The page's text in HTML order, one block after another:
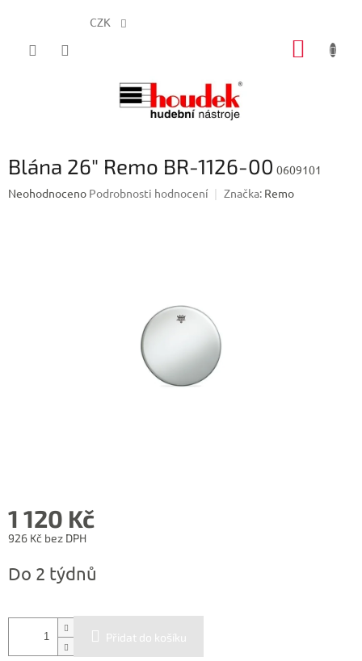
CZK
Blána 26" Remo BR-1126-00 0609101
Průměrné
Neohodnoceno Podrobnosti hodnocení Značka: Remo
1 120 Kč
926 Kč bez DPH
cena:
Do 2 týdnů
Přidat do košíku